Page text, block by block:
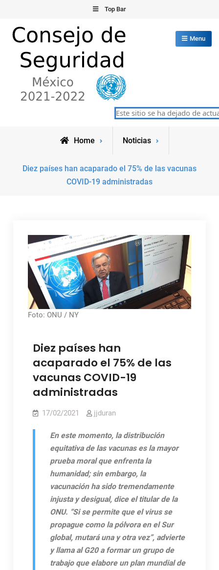
content
Top Bar
Consejo de Seguridad de las
Naciones Unidas
Menu
Este sitio se ha dejado de
Home Noticias
Diez países han acaparado el 75% de las vacunas
COVID-19 administradas
Foto: ONU / NY
Diez países han
acaparado el 75% de las
vacunas COVID-19
administradas
17/02/2021 jjduran
En este momento, la distribución
equitativa de las vacunas es la mayor
prueba moral que enfrenta la
humanidad; sin embargo, la
vacunación ha sido tremendamente
injusta y desigual, dice el titular de la
ONU. “Si se permite que el virus se
propague como la pólvora en el Sur
global, mutará una y otra vez”, advierte
y llama al G20 a formar un grupo de
trabajo que elabore un plan mundial de